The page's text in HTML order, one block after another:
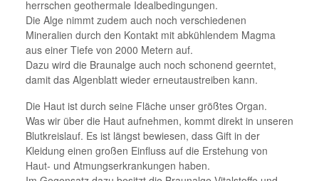
herrschen geothermale Idealbedingungen.
Die Alge nimmt zudem auch noch verschiedenen
Mineralien durch den Kontakt mit abkühlendem Magma
aus einer Tiefe von 2000 Metern auf.
Dazu wird die Braunalge auch noch schonend geerntet,
damit das Algenblatt wieder erneutaustreiben kann.
Die Haut ist durch seine Fläche unser größtes Organ.
Was wir über die Haut aufnehmen, kommt direkt in unseren
Blutkreislauf. Es ist längst bewiesen, dass Gift in der
Kleidung einen großen Einfluss auf die Erstehung von
Haut- und Atmungserkrankungen haben.